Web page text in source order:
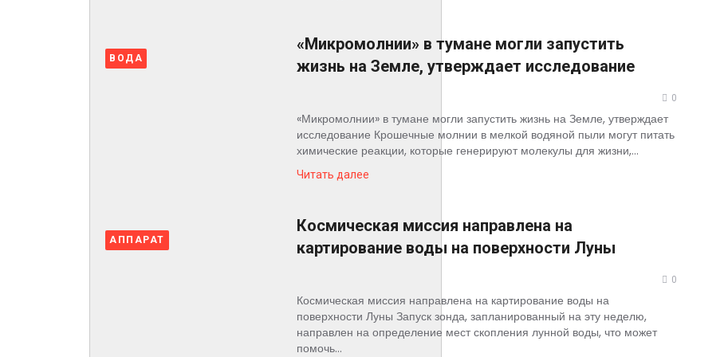
ВОДА
«Микромолнии» в тумане могли запустить
жизнь на Земле, утверждает исследование
0
«Микромолнии» в тумане могли запустить жизнь на Земле, утверждает
исследование Крошечные молнии в мелкой водяной пыли могут питать
химические реакции, которые генерируют молекулы для жизни,...
Читать далее
АППАРАТ
Космическая миссия направлена на
картирование воды на поверхности Луны
0
Космическая миссия направлена на картирование воды на
поверхности Луны Запуск зонда, запланированный на эту неделю,
направлен на определение мест скопления лунной воды, что может
помочь...